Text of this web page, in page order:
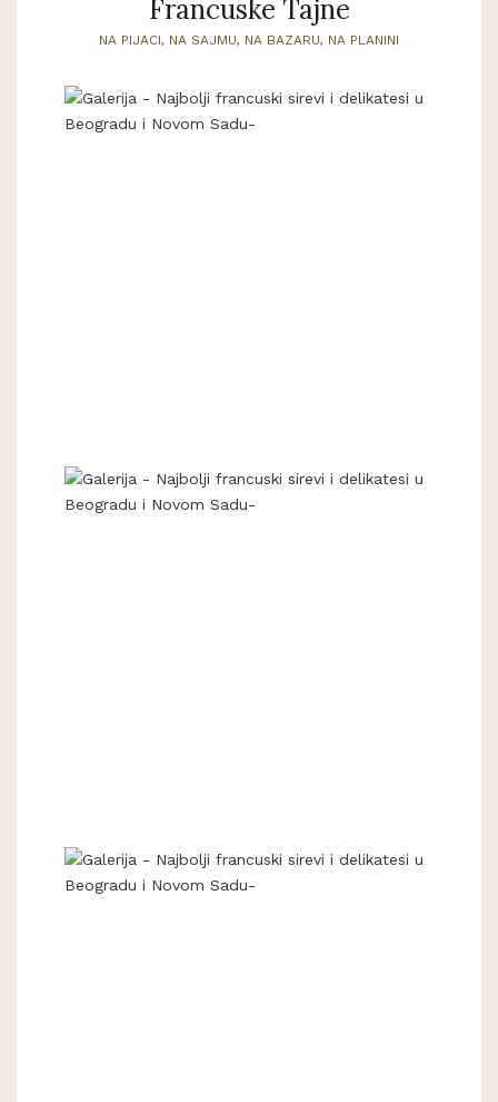
Francuske Tajne
NA PIJACI, NA SAJMU, NA BAZARU, NA PLANINI